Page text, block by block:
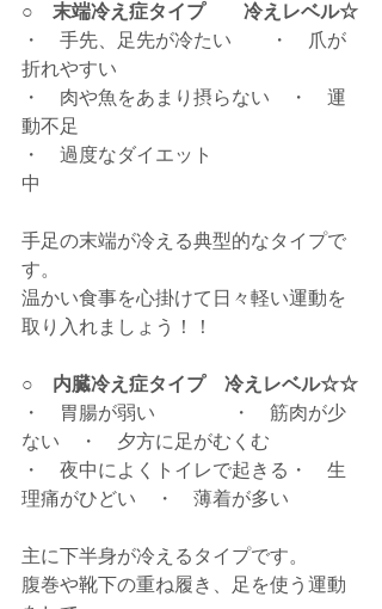
○　末端冷え症タイプ　　冷えレベル☆
・　手先、足先が冷たい　　・　爪が
折れやすい
・　肉や魚をあまり摂らない　・　運
動不足
・　過度なダイエット
中
手足の末端が冷える典型的なタイプで
す。
温かい食事を心掛けて日々軽い運動を
取り入れましょう！！
○　内臓冷え症タイプ　冷えレベル☆☆
・　胃腸が弱い　　　　・　筋肉が少
ない　・　夕方に足がむくむ
・　夜中によくトイレで起きる・　生
理痛がひどい　・　薄着が多い
主に下半身が冷えるタイプです。
腹巻や靴下の重ね履き、足を使う運動